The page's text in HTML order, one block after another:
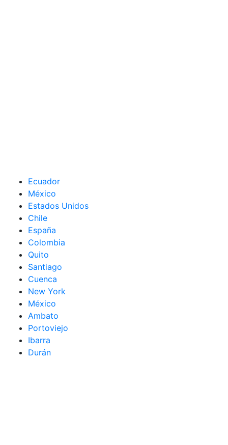
Ecuador
México
Estados Unidos
Chile
España
Colombia
Quito
Santiago
Cuenca
New York
México
Ambato
Portoviejo
Ibarra
Durán